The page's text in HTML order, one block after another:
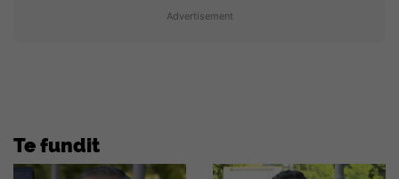
Advertisement
Te fundit